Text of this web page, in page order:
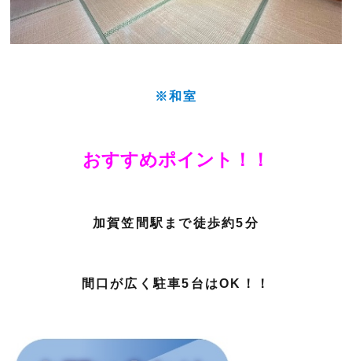
※和室
おすすめポイント！！
加賀笠間駅まで徒歩約5分
間口が広く駐車5台はOK！！